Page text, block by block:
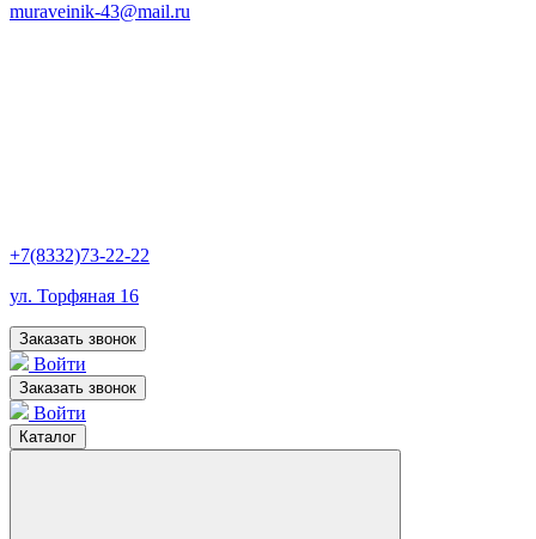
muraveinik-43@mail.ru
+7(8332)73-22-22
ул. Торфяная 16
Заказать звонок
Войти
Заказать звонок
Войти
Каталог